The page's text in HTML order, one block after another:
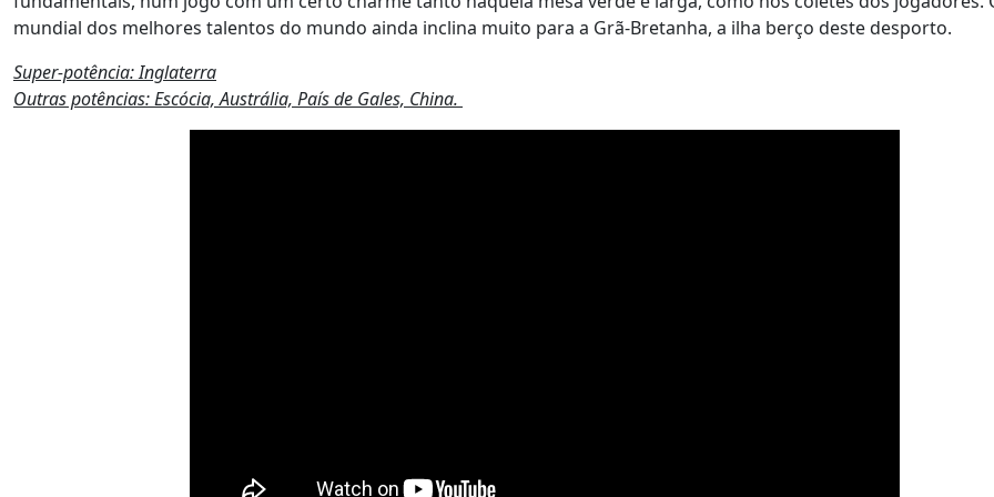
mundial dos melhores talentos do mundo ainda inclina muito para a Grã-Bretanha, a ilha berço deste desporto.
Super-potência: Inglaterra
Outras potências: Escócia, Austrália, País de Gales, China.